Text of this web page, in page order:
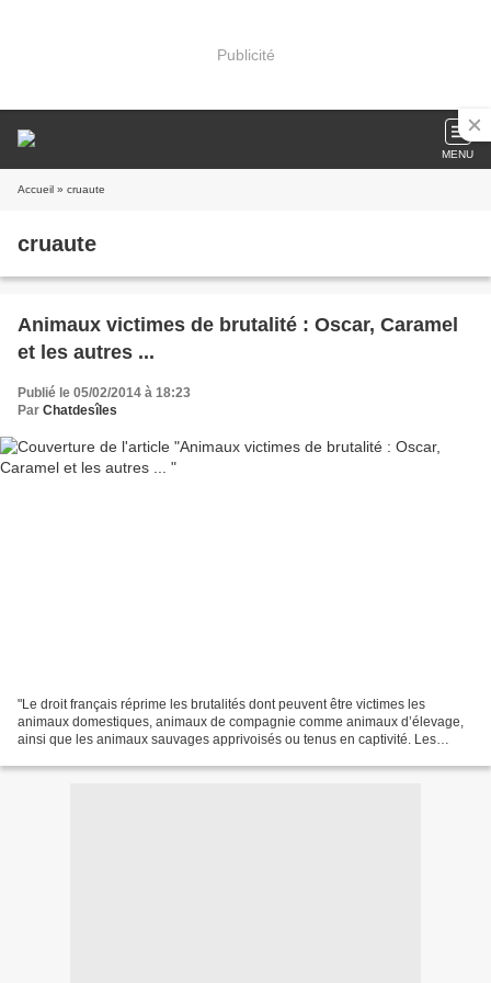
Publicité
MENU
Accueil » cruaute
cruaute
Animaux victimes de brutalité : Oscar, Caramel
et les autres ...
Publié le 05/02/2014 à 18:23
Par Chatdesîles
"Le droit français réprime les brutalités dont peuvent être victimes les
animaux domestiques, animaux de compagnie comme animaux d’élevage,
ainsi que les animaux sauvages apprivoisés ou tenus en captivité. Les